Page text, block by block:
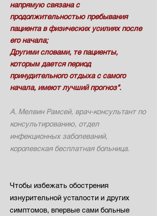
напрямую связана с
продолжительностью пребывания
пациента в физических усилиях после
его начала;
Другими словами, те пациенты,
которым дается период
принудительного отдыха с самого
начала, имеют лучший прогноз".
А. Мелвин Рамсей, врач-консультант по
консультированию, отдел
инфекционных заболеваний,
королевская бесплатная больница.
Чтобы избежать обострения
изнурительной усталости и других
симптомов, впервые сами больные